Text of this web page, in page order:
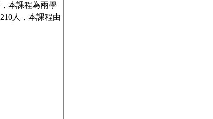
本課程為兩學
人，本課程由